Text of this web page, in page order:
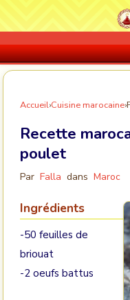
Accueil›Cuisine marocaine›
Recette
poulet
Par Falla dans Maroc
Ingrédients
-50 feuilles de
briouat
-2 oeufs battus